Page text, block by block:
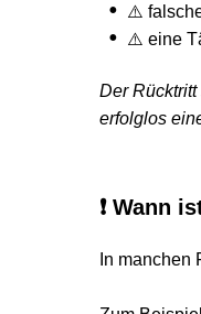
⚠️ falsche
⚠️ eine
Der Rücktritt
erfolglos eine
❗ Wann
In manchen